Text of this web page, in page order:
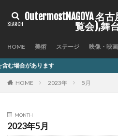
OutermostNAGOYA 名
覧会),舞
HOME 美術 ステージ 映像・映画
HOME 2023年 5月
MONTH
2023年5月